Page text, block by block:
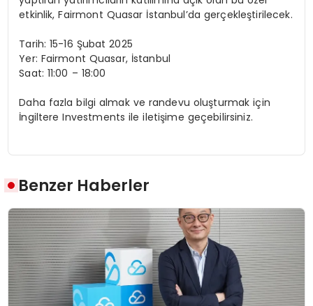
etkinlik, Fairmont Quasar İstanbul’da gerçekleştirilecek.
Tarih: 15-16 Şubat 2025
Yer: Fairmont Quasar, İstanbul
Saat: 11:00 – 18:00
Daha fazla bilgi almak ve randevu oluşturmak için
İngiltere Investments ile iletişime geçebilirsiniz.
Benzer Haberler